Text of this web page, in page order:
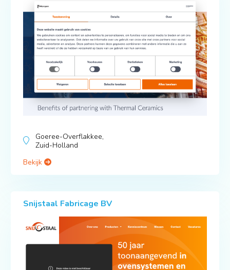
Goeree-Overflakkee,
Zuid-Holland
Bekijk
Snijstaal Fabricage BV